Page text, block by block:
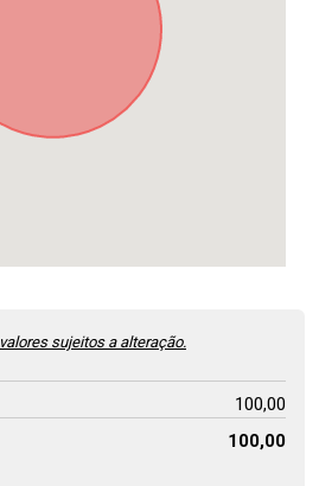
valores sujeitos a alteração.
100,00
100,00